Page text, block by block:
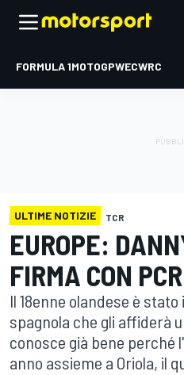
FORMULA 1MOTOGPWECWRC
ULTIME NOTIZIE TCR
EUROPE:
FIRMA CON
Il 18enne olandese è
spagnola che gli affiderà
conosce già bene perché
anno assieme a Oriola, il